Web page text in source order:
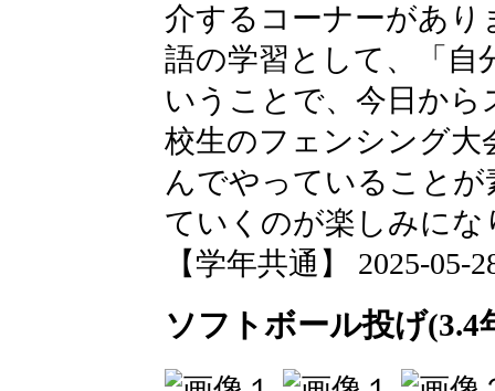
介するコーナーがあり
語の学習として、「自
いうことで、今日か
校生のフェンシング大
んでやっていること
ていくのが楽しみにな
【学年共通】 2025-05-
ソフトボール投げ(3.4